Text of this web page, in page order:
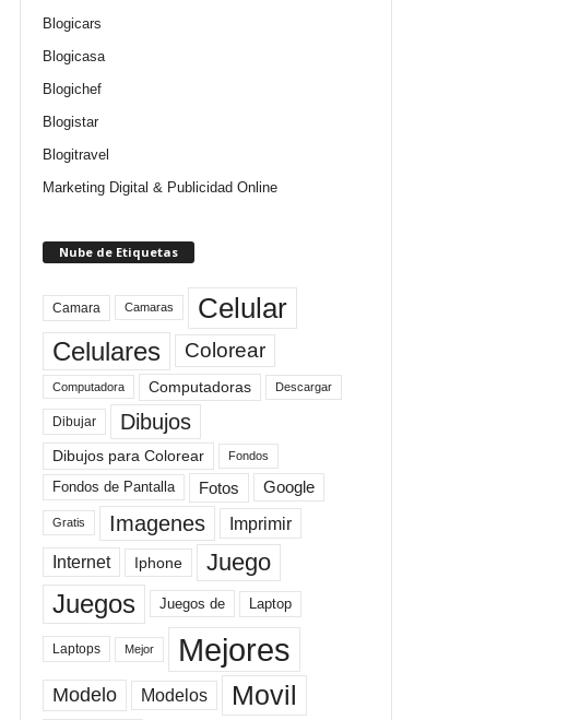
Blogicars
Blogicasa
Blogichef
Blogistar
Blogitravel
Marketing Digital & Publicidad Online
Nube de Etiquetas
Camara Camaras Celular
Celulares Colorear
Computadora Computadoras Descargar
Dibujar Dibujos
Dibujos para Colorear Fondos
Fondos de Pantalla Fotos Google
Gratis Imagenes Imprimir
Internet Iphone Juego
Juegos Juegos de Laptop
Laptops Mejor Mejores
Modelo Modelos Movil